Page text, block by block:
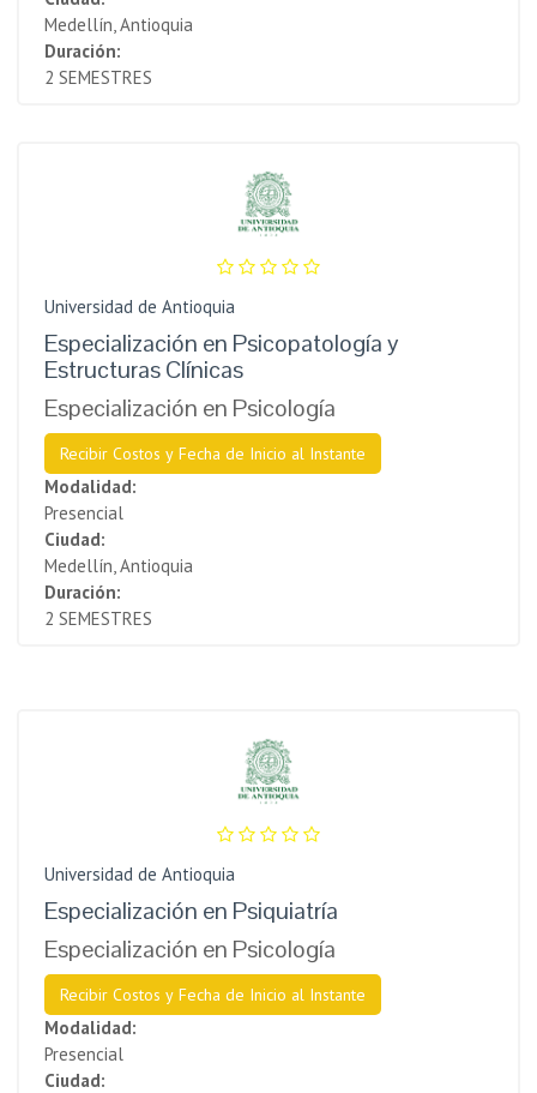
Medellín, Antioquia
Duración:
2 SEMESTRES
Universidad de Antioquia
Especialización en Psicopatología y
Estructuras Clínicas
Especialización en Psicología
Recibir Costos y Fecha de Inicio al Instante
Modalidad:
Presencial
Ciudad:
Medellín, Antioquia
Duración:
2 SEMESTRES
Universidad de Antioquia
Especialización en Psiquiatría
Especialización en Psicología
Recibir Costos y Fecha de Inicio al Instante
Modalidad:
Presencial
Ciudad: